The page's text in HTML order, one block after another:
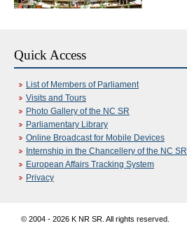
Quick Access
List of Members of Parliament
Visits and Tours
Photo Gallery of the NC SR
Parliamentary Library
Online Broadcast for Mobile Devices
Internship in the Chancellery of the NC SR
European Affairs Tracking System
Privacy
© 2004 - 2026 K NR SR. All rights reserved.